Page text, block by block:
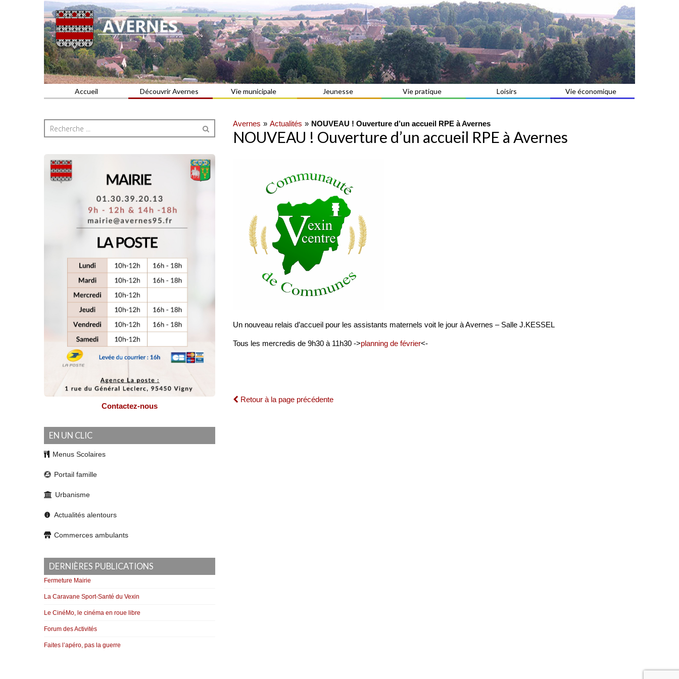
AVERNES
Commune du Val d'Oise
Accueil Découvrir Avernes Vie municipale Jeunesse Vie pratique Loisirs Vie économique
Avernes Actualités NOUVEAU ! Ouverture d’un accueil RPE à Avernes
NOUVEAU ! Ouverture d’un accueil RPE à Avernes
Un nouveau relais d’accueil pour les assistants maternels voit le jour à Avernes – Salle J.KESSEL
Tous les mercredis de 9h30 à 11h30 ->planning de février<-
Retour à la page précédente
Contactez-nous
EN UN CLIC
Menus Scolaires
Portail famille
Urbanisme
Actualités alentours
Commerces ambulants
DERNIÈRES PUBLICATIONS
Fermeture Mairie
La Caravane Sport-Santé du Vexin
Le CinéMo, le cinéma en roue libre
Forum des Activités
Faites l’apéro, pas la guerre